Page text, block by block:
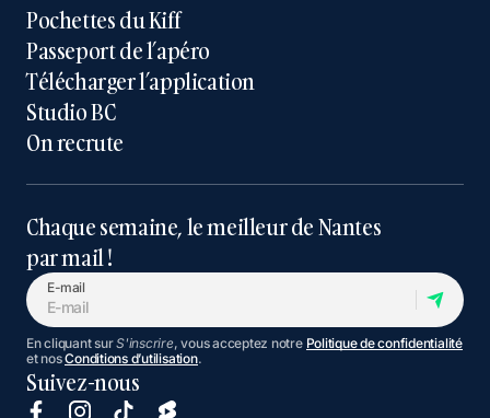
Pochettes du Kiff
Passeport de l’apéro
Télécharger l’application
Studio BC
On recrute
Chaque semaine, le meilleur de Nantes
par mail !
E-mail
En cliquant surS'inscrire, vous acceptez notre Politique de confidentialité
et nosConditions d’utilisation.
Suivez-nous